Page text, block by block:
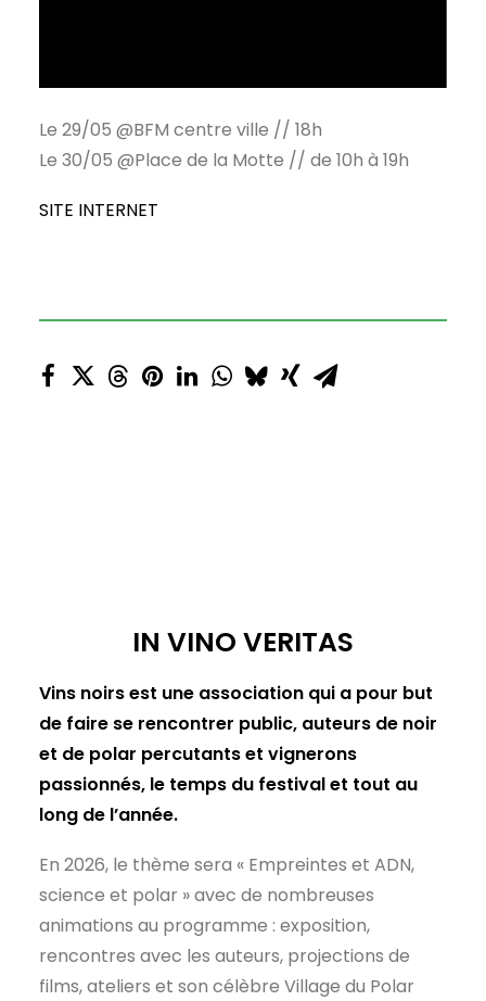
Le 29/05 @BFM centre ville // 18h
Le 30/05 @Place de la Motte // de 10h à 19h
SITE INTERNET
IN VINO VERITAS
Vins noirs est une association qui a pour but
de faire se rencontrer public, auteurs de noir
et de polar percutants et vignerons
passionnés, le temps du festival et tout au
long de l’année.
En 2026, le thème sera « Empreintes et ADN,
science et polar » avec de nombreuses
animations au programme : exposition,
rencontres avec les auteurs, projections de
films, ateliers et son célèbre Village du Polar